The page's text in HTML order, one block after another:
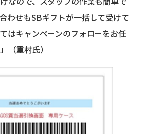
わせもSBギフトが一括して受けて
はキャンペーンのフォローをお任
（重村氏）